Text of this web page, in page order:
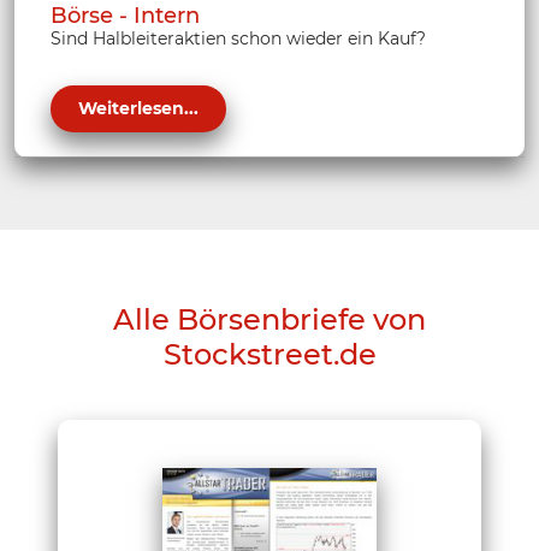
Börse - Intern
Sind Halbleiteraktien schon wieder ein Kauf?
Weiterlesen...
Alle Börsenbriefe von
Stockstreet.de